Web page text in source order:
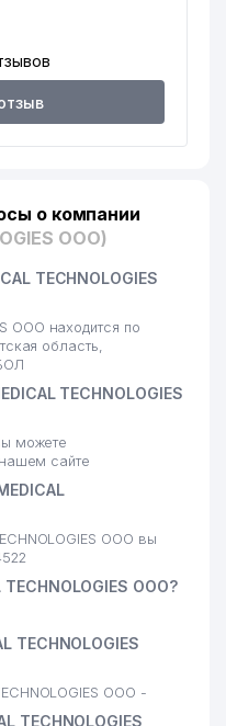
о компании
ООО)
TECHNOLOGIES
ООО находится по
область,
TECHNOLOGIES
можете
сайте
ООО вы
ООО?
TECHNOLOGIES
ООО -
TECHNOLOGIES